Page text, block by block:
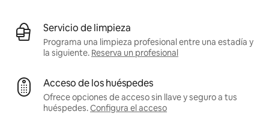
Servicio de limpieza
Programa una limpieza profesional entre una estadía y
la siguiente. Reserva un profesional
Acceso de los huéspedes
Ofrece opciones de acceso sin llave y seguro a tus
huéspedes.Configura el acceso